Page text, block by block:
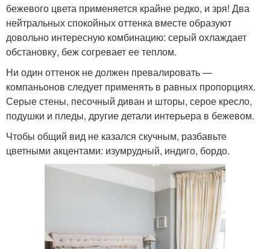
бежевого цвета применяется крайне редко, и зря! Два
нейтральных спокойных оттенка вместе образуют
довольно интересную комбинацию: серый охлаждает
обстановку, беж согревает ее теплом.
Ни один оттенок не должен превалировать —
компаньонов следует применять в равных пропорциях.
Серые стены, песочный диван и шторы, серое кресло,
подушки и пледы, другие детали интерьера в бежевом.
Чтобы общий вид не казался скучным, разбавьте
цветными акцентами: изумрудный, индиго, бордо.